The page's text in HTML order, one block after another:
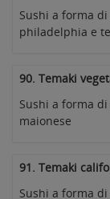
Sushi a forma
philadelphia e
90. Temaki
Sushi a forma
maionese
91. Temaki
Sushi a forma